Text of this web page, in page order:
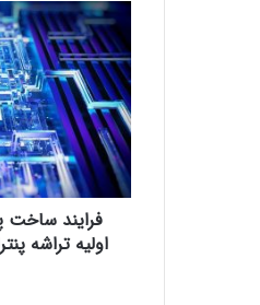
ف
ا
ی
ن
د
س
ا
خ
اولیه تراشه